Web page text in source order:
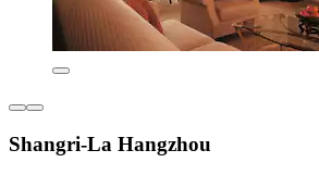
Shangri-La Hangzhou